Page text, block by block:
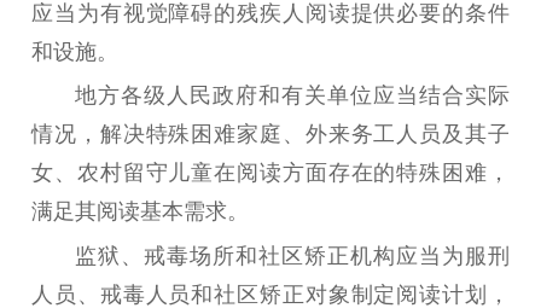
应当为有视觉障碍的残疾人阅读提供必要的条件
和设施。
地方各级人民政府和有关单位应当结合实际
情况，解决特殊困难家庭、外来务工人员及其子
女、农村留守儿童在阅读方面存在的特殊困难，
满足其阅读基本需求。
监狱、戒毒场所和社区矫正机构应当为服刑
人员、戒毒人员和社区矫正对象制定阅读计划，